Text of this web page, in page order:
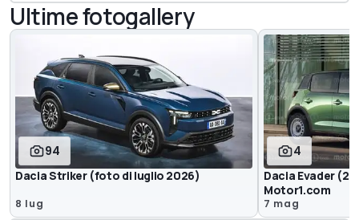
Ultime fotogallery
94
Dacia Striker (foto di luglio 2026)
8 lug
4
Dacia Evader
Motor1.com
7 mag